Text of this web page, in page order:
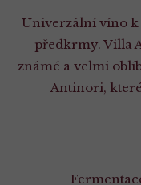
Univerzální víno k
předkrmy. Villa
známé a velmi
Antinori,